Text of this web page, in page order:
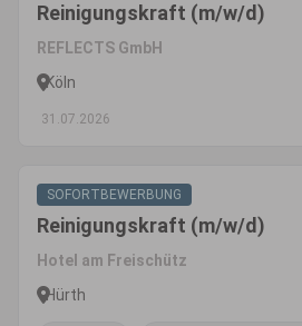
Reinigungskraft (m/w/d)
REFLECTS GmbH
Köln
31.07.2026
SOFORTBEWERBUNG
Reinigungskraft (m/w/d)
Hotel am Freischütz
Hürth